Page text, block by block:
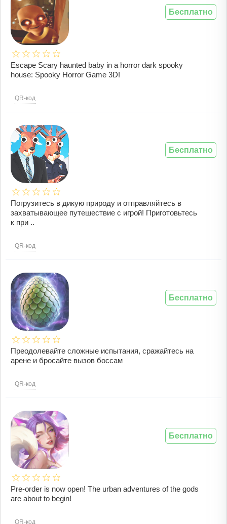
Escape Scary haunted baby in a horror dark spooky
house: Spooky Horror Game 3D!
QR-код
Бесплатно
Погрузитесь в дикую природу и отправляйтесь в
захватывающее путешествие с игрой! Приготовьтесь
к при ..
QR-код
Бесплатно
Преодолевайте сложные испытания, сражайтесь на
арене и бросайте вызов боссам
QR-код
Бесплатно
Pre-order is now open! The urban adventures of the gods
are about to begin!
QR-код
Бесплатно